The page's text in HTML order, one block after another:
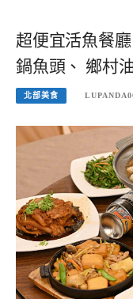
超便宜活魚餐
鍋魚頭、 鄉村
北部美食